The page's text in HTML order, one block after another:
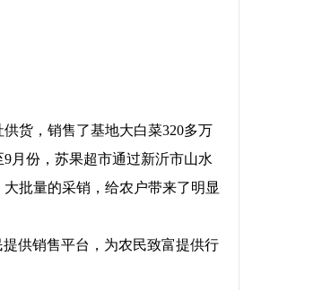
货，销售了基地大白菜320多万
月份，苏果超市通过新沂市山水
批量的采销，给农户带来了明显
供销售平台，为农民致富提供行